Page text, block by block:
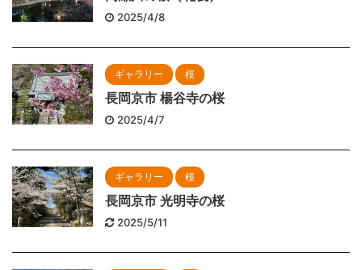
2025/4/8
ギャラリー 桜
長岡京市 楊谷寺の桜
2025/4/7
ギャラリー 桜
長岡京市 光明寺の桜
2025/5/11